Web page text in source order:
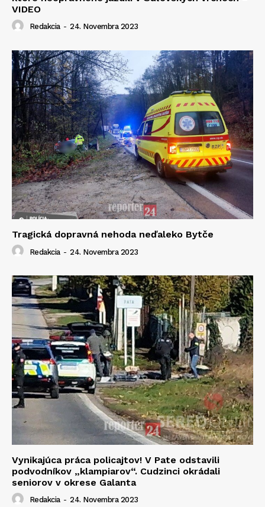
VIDEO
Redakcia - 24. Novembra 2023
Tragická dopravná nehoda neďaleko Bytče
Redakcia - 24. Novembra 2023
Vynikajúca práca policajtov! V Pate odstavili
podvodníkov „klampiarov“. Cudzinci okrádali
seniorov v okrese Galanta
Redakcia - 24. Novembra 2023